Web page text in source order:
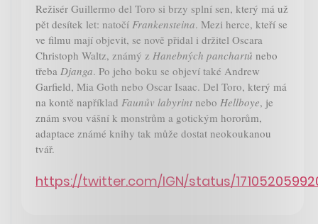
Režisér Guillermo del Toro si brzy splní sen, který má už
pět desítek let: natočí Frankensteina. Mezi herce, kteří se
ve filmu mají objevit, se nově přidal i držitel Oscara
Christoph Waltz, známý z Hanebných panchartů nebo
třeba Djanga. Po jeho boku se objeví také Andrew
Garfield, Mia Goth nebo Oscar Isaac. Del Toro, který má
na kontě například Faunův labyrint nebo Hellboye, je
znám svou vášní k monstrům a gotickým hororům,
adaptace známé knihy tak může dostat neokoukanou
tvář.
https://twitter.com/IGN/status/